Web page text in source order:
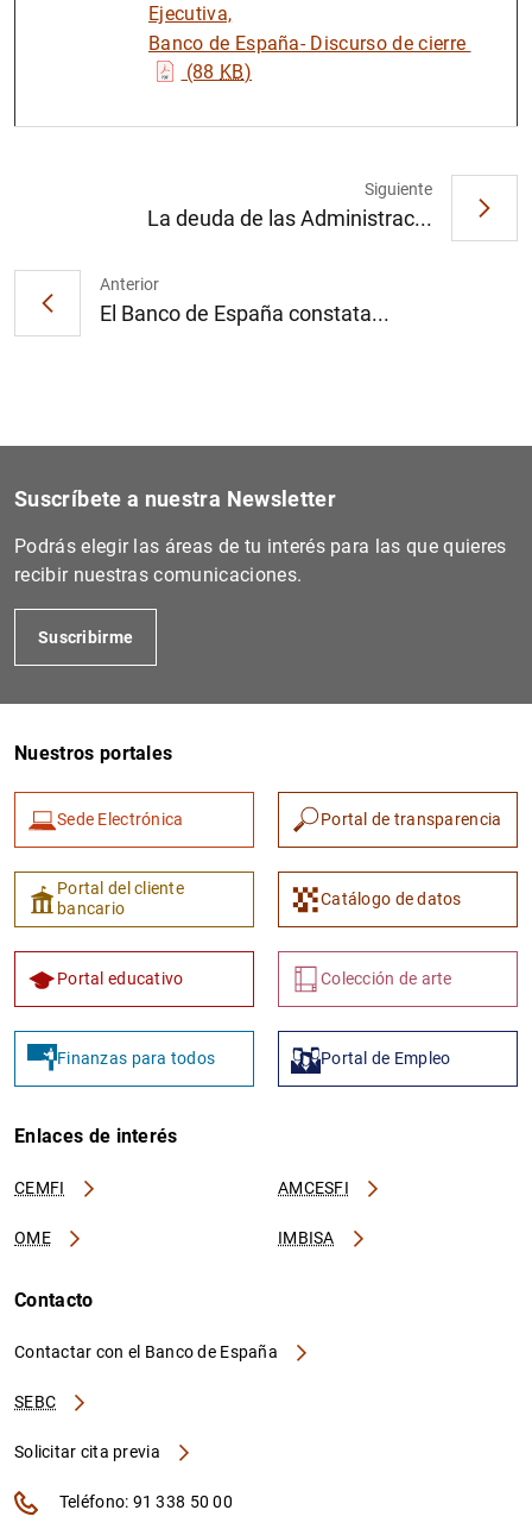
Ejecutiva,
Banco de España- Discurso de cierre
(88 KB)
Anterior
El Banco de España constata...
Siguiente
La deuda de las Administrac...
Suscríbete a nuestra Newsletter
Podrás elegir las áreas de tu interés para las que quieres
recibir nuestras comunicaciones.
Suscribirme
Nuestros portales
Sede Electrónica Portal de transparencia
Portal del cliente
bancario
Catálogo de datos
Portal educativo Colección de arte
Finanzas para todos Portal de Empleo
Enlaces de interés
CEMFI AMCESFI
OME IMBISA
Contacto
Contactar con el Banco de España
SEBC
Solicitar cita previa
Teléfono: 91 338 50 00